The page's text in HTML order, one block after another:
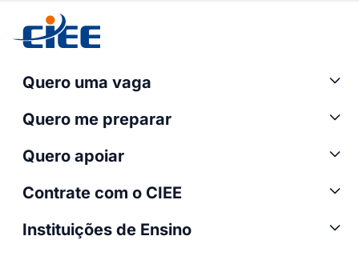
Quero uma vaga
Quero me preparar
Quero apoiar
Contrate com o CIEE
Instituições de Ensino